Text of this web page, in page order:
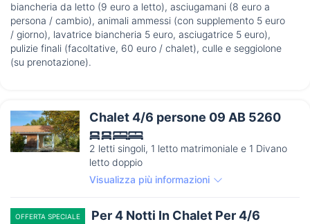
biancheria da letto (9 euro a letto), asciugamani (8 euro a
persona / cambio), animali ammessi (con supplemento 5 euro
/ giorno), lavatrice biancheria 5 euro, asciugatrice 5 euro),
pulizie finali (facoltative, 60 euro / chalet), culle e seggiolone
(su prenotazione).
Chalet 4/6 persone 09 AB 5260
2 letti singoli, 1 letto matrimoniale e 1 Divano
letto doppio
Visualizza più informazioni
OFFERTA SPECIALE
Per 4 Notti In Chalet Per 4/6